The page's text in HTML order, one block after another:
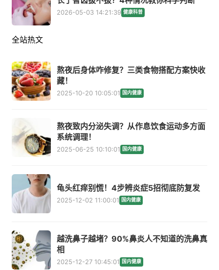
2026-05-03 14:21:39 健康科普
全站热文
熬夜后身体咋修复？三类食物搭配方案快收
藏！
2025-10-20 10:05:01 国内健康
熬夜致内分泌失调？从作息饮食运动多方面
系统调理！
2025-06-25 10:10:01 国内健康
龟头红痒别慌！4步辨炎症5招彻底防复发
2025-12-02 11:00:01 国内健康
越洗鼻子越堵？90%鼻炎人不知道的洗鼻真
相
2025-12-27 10:45:01 国内健康